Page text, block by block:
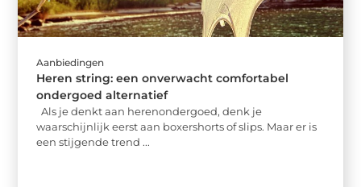
Aanbiedingen
Heren string: een onverwacht comfortabel
ondergoed alternatief
Als je denkt aan herenondergoed, denk je
waarschijnlijk eerst aan boxershorts of slips. Maar er is
een stijgende trend ...